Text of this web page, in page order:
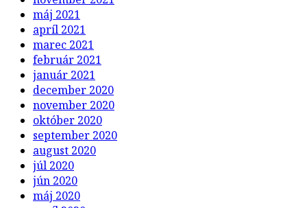
máj 2021
apríl 2021
marec 2021
február 2021
január 2021
december 2020
november 2020
október 2020
september 2020
august 2020
júl 2020
jún 2020
máj 2020